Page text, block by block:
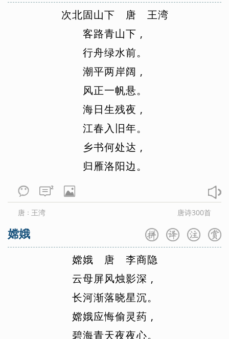
情趣的同时，流露出一种惋惜和期待的情味，表现得含蓄微
末联便写自己的归志。“鸾鹤群”用江淹《登庐山香炉
峰》“此山具鸾鹤，往来尽仙灵”语，表示将与鸾鹤仙灵为
侣，隐逸终生。这里用了一个“亦”字，很妙。实际上这时王
昌龄已登仕路，不再隐居。这“亦”字是虚晃，故意也是善意
地说要学王昌龄隐逸，步王昌龄同道，借以婉转地点出讽劝
王昌龄坚持初衷而归隐的意思。其实，这也就是本诗的主题
思想。题曰“宿王昌龄隐居”，旨在招王昌龄归隐。
这首诗的艺术特点确同《题破山寺后禅院》，“其旨远，
其兴僻，佳句辄来，唯论意表”。诗人善于在平易地写景中
蕴含着深长的比兴寄喻，形象明朗，诗旨含蓄，而意向显
居的旧地，深情地赞叹隐者王昌龄的清高品格和隐逸生活的
高尚情趣，诚挚地表示讽劝和期望仕者王昌龄归来的意向。
赞此劝彼，意在言外，而一片深情又都借景物表达，使王昌
龄隐居处的无情景物都充满对王昌龄的深情，愿王昌龄归
来。但手法又只是平实描叙，不拟人化。所以，其动人在写
情，其悦人在传神，艺术风格确实近王维、孟浩然一派。
次北固山下 唐 王湾
客路青山下 ,
行舟绿水前。
潮平两岸阔 ,
风正一帆悬。
海日生残夜 ,
江春入 旧年。
乡书何处达 ,
归雁洛阳边 。
2
唐 ： 王湾 唐诗300首
嫦娥
嫦娥 唐 李商隐
云母屏风烛影深 ,
长河渐落晓星沉。
嫦娥应悔偷灵药 ,
碧海青天夜夜心。